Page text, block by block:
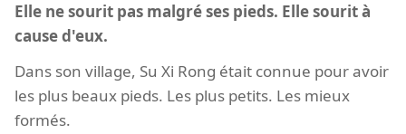
Elle ne sourit pas malgré ses pieds. Elle sourit à
cause d'eux.
Dans son village, Su Xi Rong était connue pour avoir
les plus beaux pieds. Les plus petits. Les mieux
formés.